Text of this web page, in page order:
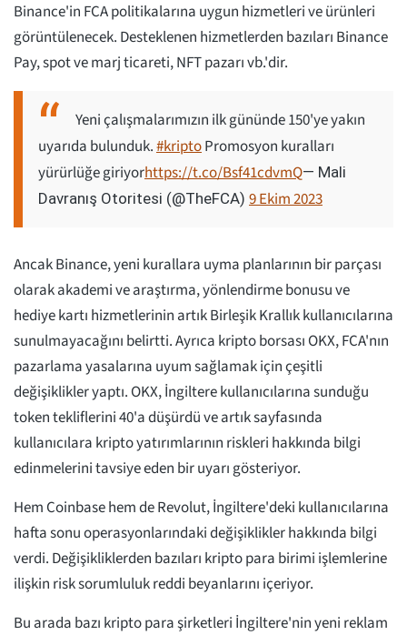
Binance'in FCA politikalarına uygun hizmetleri ve ürünleri
görüntülenecek. Desteklenen hizmetlerden bazıları Binance
Pay, spot ve marj ticareti, NFT pazarı vb.'dir.
Yeni çalışmalarımızın ilk gününde 150'ye yakın
uyarıda bulunduk.#kriptoPromosyon kuralları
yürürlüğe giriyorhttps://t.co/Bsf41cdvmQ— Mali
Davranış Otoritesi (@TheFCA) 9 Ekim 2023
Ancak Binance, yeni kurallara uyma planlarının bir parçası
olarak akademi ve araştırma, yönlendirme bonusu ve
hediye kartı hizmetlerinin artık Birleşik Krallık kullanıcılarına
sunulmayacağını belirtti. Ayrıca kripto borsası OKX, FCA'nın
pazarlama yasalarına uyum sağlamak için çeşitli
değişiklikler yaptı. OKX, İngiltere kullanıcılarına sunduğu
token tekliflerini 40'a düşürdü ve artık sayfasında
kullanıcılara kripto yatırımlarının riskleri hakkında bilgi
edinmelerini tavsiye eden bir uyarı gösteriyor.
Hem Coinbase hem de Revolut, İngiltere'deki kullanıcılarına
hafta sonu operasyonlarındaki değişiklikler hakkında bilgi
verdi. Değişikliklerden bazıları kripto para birimi işlemlerine
ilişkin risk sorumluluk reddi beyanlarını içeriyor.
Bu arada bazı kripto para şirketleri İngiltere'nin yeni reklam